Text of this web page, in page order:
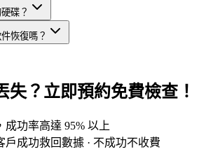
碟？
恢復嗎？
失？立即預約免費檢查！
功率高達 95% 以上
戶成功救回數據 · 不成功不收費